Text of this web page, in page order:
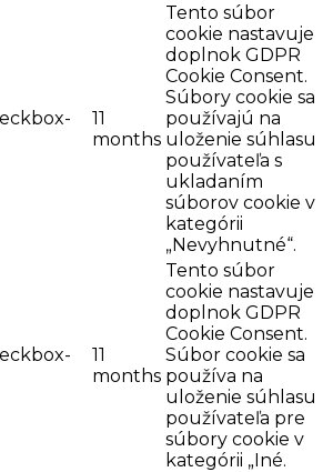
11
months
Tento súbor
cookie nastavuje
doplnok GDPR
Cookie Consent.
Súbory cookie sa
používajú na
uloženie súhlasu
používateľa s
ukladaním
súborov cookie v
kategórii
„Nevyhnutné“.
11
months
Tento súbor
cookie nastavuje
doplnok GDPR
Cookie Consent.
Súbor cookie sa
používa na
uloženie súhlasu
používateľa pre
súbory cookie v
kategórii „Iné.